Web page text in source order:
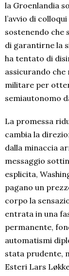
la Groenlandia
l’avvio di colloqui
sostenendo che
di garantirne la
ha tentato di
assicurando
militare per
semiautonomo
La promessa
cambia la
dalla minaccia
messaggio
esplicita,
pagano un
corpo la
entrata in una
permanente,
automatismi
stata prudente,
Esteri Lars